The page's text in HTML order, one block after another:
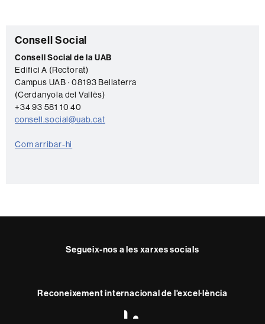
Informació
complementària
C
o
n
t
a
c
t
Consell Social
Consell Social de la UAB
Edifici A (Rectorat)
Campus UAB · 08193 Bellaterra
(Cerdanyola del Vallès)
+34 93 581 10 40
consell.social@uab.cat
Com arribar-hi
Segueix-nos a les xarxes socials
Reconeixement internacional de l'excel·lència